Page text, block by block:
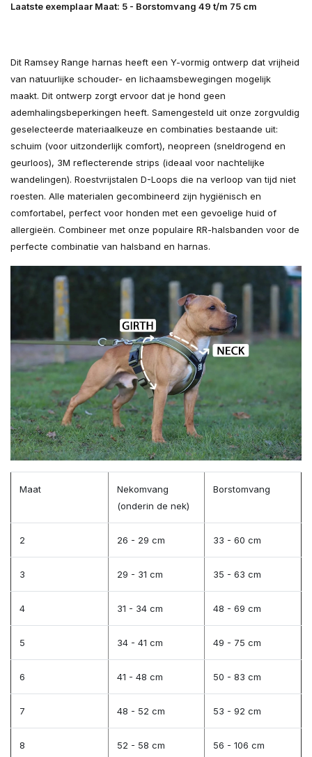
Laatste exemplaar Maat: 5 - Borstomvang 49 t/m 75 cm
Dit Ramsey Range harnas heeft een Y-vormig ontwerp dat vrijheid
van natuurlijke schouder- en lichaamsbewegingen mogelijk
maakt. Dit ontwerp zorgt ervoor dat je hond geen
ademhalingsbeperkingen heeft. Samengesteld uit onze zorgvuldig
geselecteerde materiaalkeuze en combinaties bestaande uit:
schuim (voor uitzonderlijk comfort), neopreen (sneldrogend en
geurloos), 3M reflecterende strips (ideaal voor nachtelijke
wandelingen). Roestvrijstalen D-Loops die na verloop van tijd niet
roesten. Alle materialen gecombineerd zijn hygiënisch en
comfortabel, perfect voor honden met een gevoelige huid of
allergieën. Combineer met onze populaire RR-halsbanden voor de
perfecte combinatie van halsband en harnas.
Maat
Nekomvang
(onderin de nek)
Borstomvang
2 26 - 29 cm 33 - 60 cm
3 29 - 31 cm 35 - 63 cm
4 31 - 34 cm 48 - 69 cm
5 34 - 41 cm 49 - 75 cm
6 41 - 48 cm 50 - 83 cm
7 48 - 52 cm 53 - 92 cm
8 52 - 58 cm 56 - 106 cm